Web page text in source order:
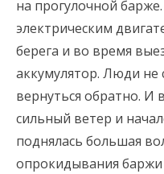
на прогулочной
электрическим
берега и во время
аккумулятор. Люди не
вернуться обратно. И
сильный ветер и
поднялась большая
опрокидывания